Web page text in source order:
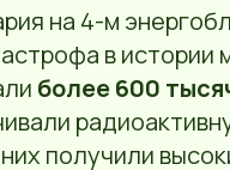
на 4-м
в истории
более 600
получили